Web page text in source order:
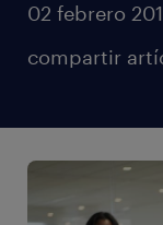
02 febrero
compartir